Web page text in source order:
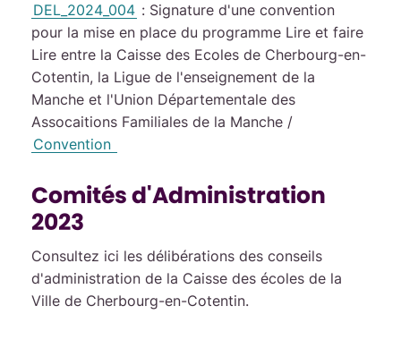
DEL_2024_004 : Signature d'une convention
pour la mise en place du programme Lire et faire
Lire entre la Caisse des Ecoles de Cherbourg-en-
Cotentin, la Ligue de l'enseignement de la
Manche et l'Union Départementale des
Assocaitions Familiales de la Manche /
Convention
Comités d'Administration
2023
Consultez ici les délibérations des conseils
d'administration de la Caisse des écoles de la
Ville de Cherbourg-en-Cotentin.